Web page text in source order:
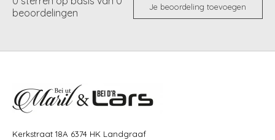
beoordelingen
Je beoordeling toevoegen
Kerkstraat 18A 6374 HK Landgraaf